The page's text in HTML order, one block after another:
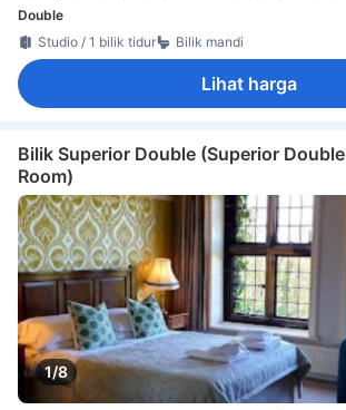
Double
Studio / 1 bilik tidur
Bilik mandi
Lihat harga
Bilik Superior Double (Superior Double
Room)
1/8